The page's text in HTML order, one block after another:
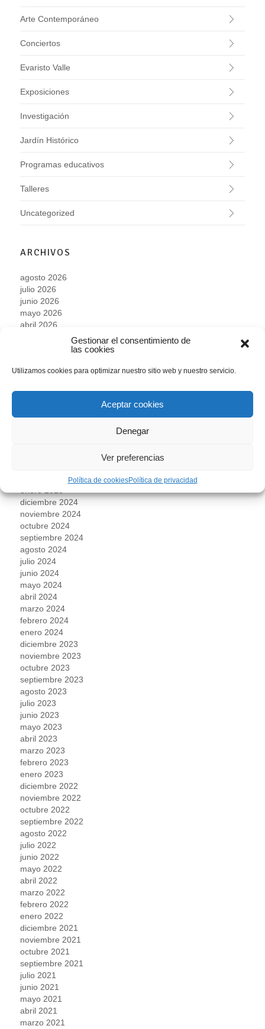
Gestionar el consentimiento de
las cookies
Utilizamos cookies para optimizar nuestro sitio web y nuestro servicio.
Aceptar cookies
Denegar
Ver preferencias
Política de cookiesPolítica de privacidad
Arte Contemporáneo
Conciertos
Evaristo Valle
Exposiciones
Investigación
Jardín Histórico
Programas educativos
Talleres
Uncategorized
ARCHIVOS
agosto 2026
julio 2026
junio 2026
mayo 2026
abril 2026
noviembre 2025
julio 2025
febrero 2025
diciembre 2024
noviembre 2024
octubre 2024
septiembre 2024
agosto 2024
julio 2024
junio 2024
mayo 2024
abril 2024
marzo 2024
febrero 2024
enero 2024
diciembre 2023
noviembre 2023
octubre 2023
septiembre 2023
agosto 2023
julio 2023
junio 2023
mayo 2023
abril 2023
marzo 2023
febrero 2023
enero 2023
diciembre 2022
noviembre 2022
octubre 2022
septiembre 2022
agosto 2022
julio 2022
junio 2022
mayo 2022
abril 2022
marzo 2022
febrero 2022
enero 2022
diciembre 2021
noviembre 2021
octubre 2021
septiembre 2021
julio 2021
junio 2021
mayo 2021
abril 2021
marzo 2021